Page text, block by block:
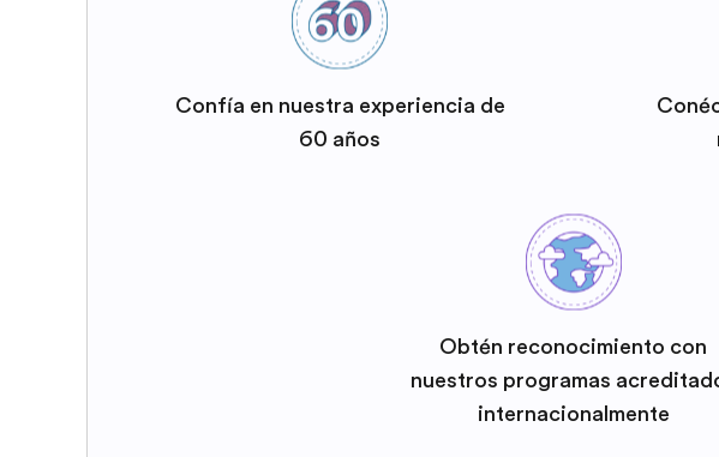
Confía en nuestra experiencia de
60 años
Obtén reconocimiento con
nuestros programas
internacionalmente